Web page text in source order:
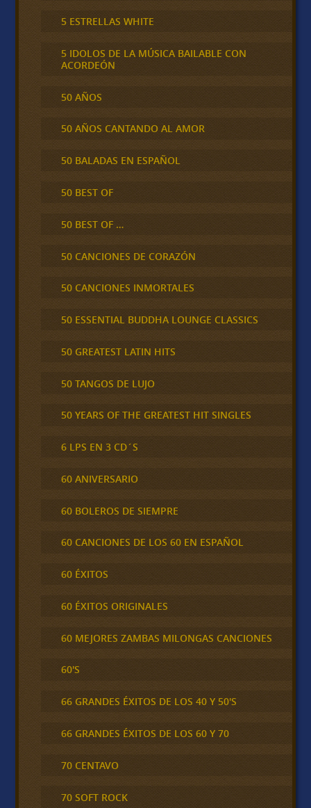
5 ESTRELLAS WHITE
5 IDOLOS DE LA MÚSICA BAILABLE CON
ACORDEÓN
50 AÑOS
50 AÑOS CANTANDO AL AMOR
50 BALADAS EN ESPAÑOL
50 BEST OF
50 BEST OF …
50 CANCIONES DE CORAZÓN
50 CANCIONES INMORTALES
50 ESSENTIAL BUDDHA LOUNGE CLASSICS
50 GREATEST LATIN HITS
50 TANGOS DE LUJO
50 YEARS OF THE GREATEST HIT SINGLES
6 LPS EN 3 CD´S
60 ANIVERSARIO
60 BOLEROS DE SIEMPRE
60 CANCIONES DE LOS 60 EN ESPAÑOL
60 ÉXITOS
60 ÉXITOS ORIGINALES
60 MEJORES ZAMBAS MILONGAS CANCIONES
60'S
66 GRANDES ÉXITOS DE LOS 40 Y 50'S
66 GRANDES ÉXITOS DE LOS 60 Y 70
70 CENTAVO
70 SOFT ROCK